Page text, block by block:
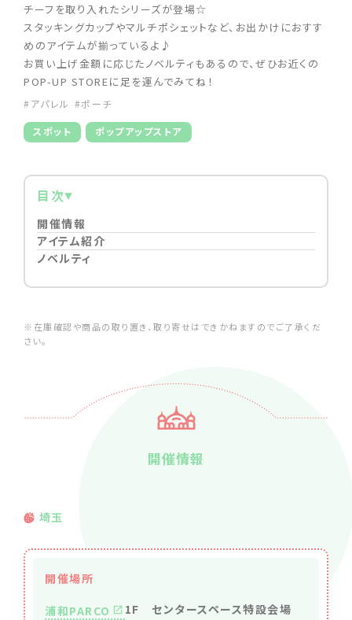
チーフを取り入れたシリーズが登場☆
スタッキングカップやマルチポシェットなど、お出かけにおすす
めのアイテムが揃っているよ♪
お買い上げ金額に応じたノベルティもあるので、ぜひお近くの
POP-UP STOREに足を運んでみてね！
#アパレル #ポーチ
スポット ポップアップストア
目次
開催情報
アイテム紹介
ノベルティ
※在庫確認や商品の取り置き、取り寄せはできかねますのでご了承くだ
さい。
開催情報
埼玉
開催場所
浦和PARCO
1F センタースペース特設会場